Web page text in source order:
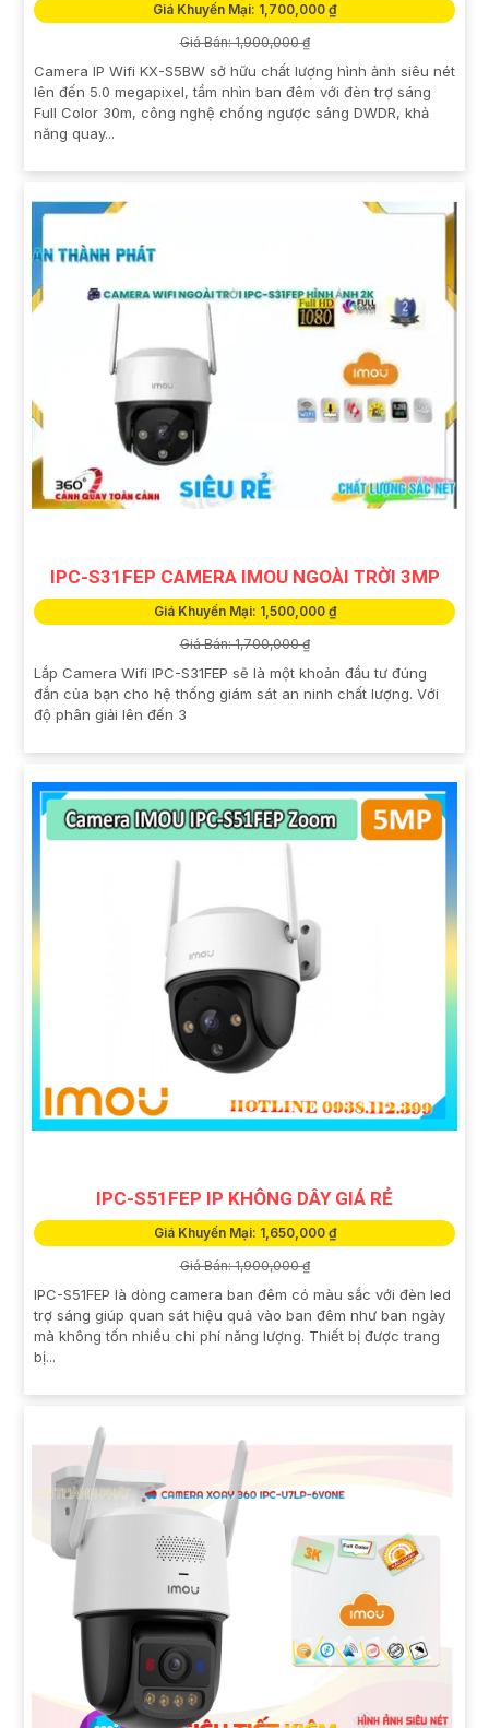
Giá Khuyến Mại: 1,700,000 ₫
Giá Bán: 1,900,000 ₫
Camera IP Wifi KX-S5BW sở hữu chất lượng hình ảnh siêu nét
lên đến 5.0 megapixel, tầm nhìn ban đêm với đèn trợ sáng
Full Color 30m, công nghệ chống ngược sáng DWDR, khả
năng quay...
IPC-S31FEP CAMERA IMOU NGOÀI TRỜI 3MP
Giá Khuyến Mại: 1,500,000 ₫
Giá Bán: 1,700,000 ₫
Lắp Camera Wifi IPC-S31FEP sẽ là một khoản đầu tư đúng
đắn của bạn cho hệ thống giám sát an ninh chất lượng. Với
độ phân giải lên đến 3
IPC-S51FEP IP KHÔNG DÂY GIÁ RẺ
Giá Khuyến Mại: 1,650,000 ₫
Giá Bán: 1,900,000 ₫
IPC-S51FEP là dòng camera ban đêm có màu sắc với đèn led
trợ sáng giúp quan sát hiệu quả vào ban đêm như ban ngày
mà không tốn nhiều chi phí năng lượng. Thiết bị được trang
bị...